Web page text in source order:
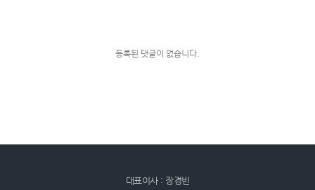
등록된 댓글이 없습니다.
대표이사 : 장경빈